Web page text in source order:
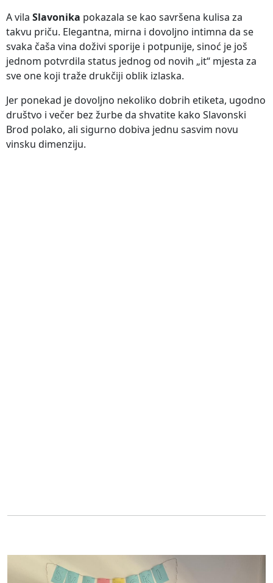
A vila Slavonika pokazala se kao savršena kulisa za
takvu priču. Elegantna, mirna i dovoljno intimna da se
svaka čaša vina doživi sporije i potpunije, sinoć je još
jednom potvrdila status jednog od novih „it“ mjesta za
sve one koji traže drukčiji oblik izlaska.
Jer ponekad je dovoljno nekoliko dobrih etiketa, ugodno
društvo i večer bez žurbe da shvatite kako Slavonski
Brod polako, ali sigurno dobiva jednu sasvim novu
vinsku dimenziju.